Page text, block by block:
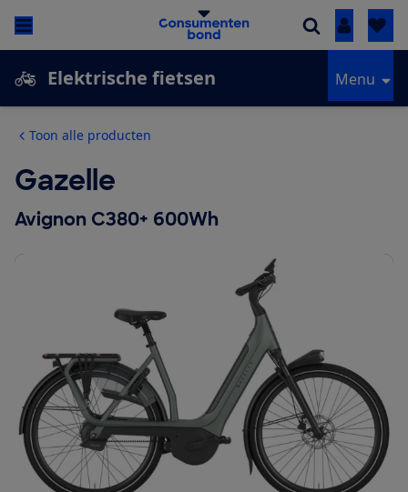
Inloggen
Elektrische fietsen Menu
Toon alle producten
Gazelle
Avignon C380+ 600Wh